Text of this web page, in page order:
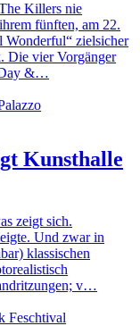
Killers nie
fünften, am 22.
Wonderful“ zielsicher
Die vier Vorgänger
&…
Kunsthalle
zeigt sich.
Und zwar in
klassischen
v…